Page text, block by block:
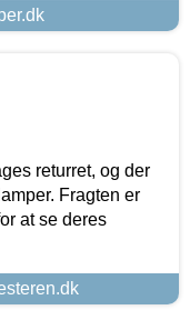
returret, og der
Fragten er
at se deres